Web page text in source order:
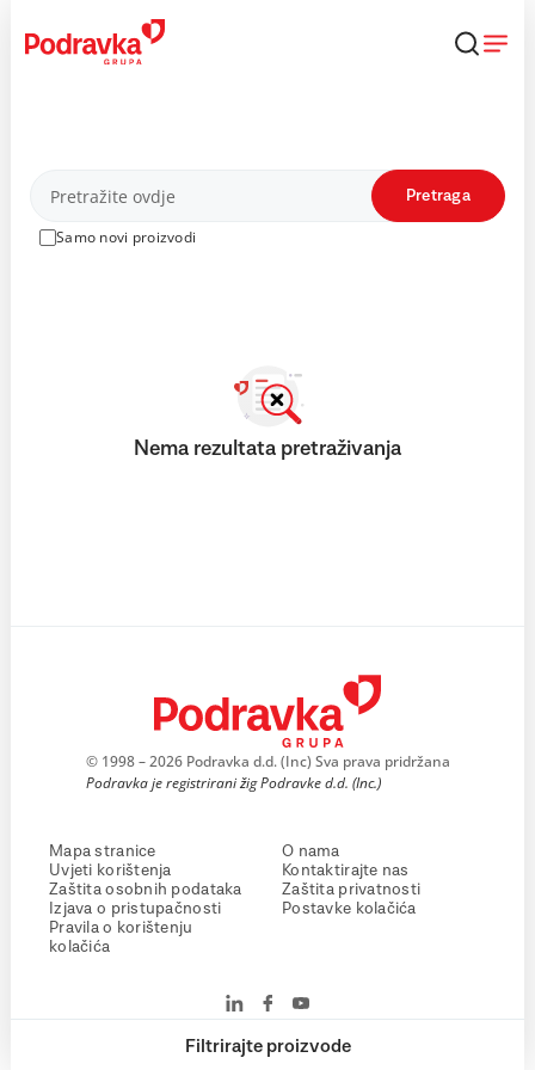
content
Proizvodi
Samo novi proizvodi
Pretraga
Filtrirajte proizvode
Nema rezultata pretraživanja
© 1998 – 2026 Podravka d.d. (Inc) Sva prava pridržana
Podravka je registrirani žig Podravke d.d. (Inc.)
Mapa stranice
Uvjeti korištenja
Zaštita osobnih podataka
Izjava o pristupačnosti
Pravila o korištenju
kolačića
O nama
Kontaktirajte nas
Zaštita privatnosti
Postavke kolačića